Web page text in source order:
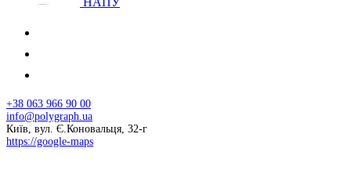
+38 063 966 90 00
info@polygraph.ua
Київ, вул. Є.Коновальця, 32-г
https://google-maps